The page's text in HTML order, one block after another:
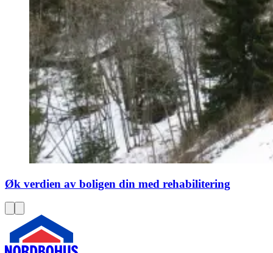
Øk verdien av boligen din med rehabilitering